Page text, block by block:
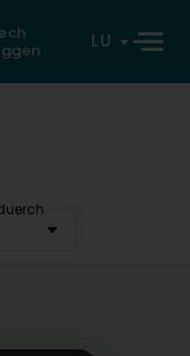
LU